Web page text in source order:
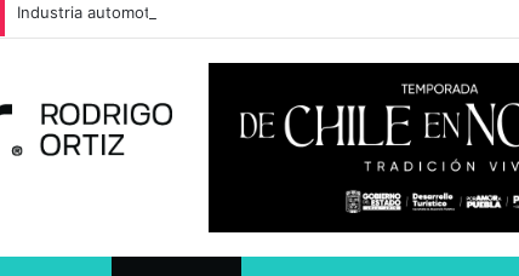
Industria automotriz: globalización sin libre comercio